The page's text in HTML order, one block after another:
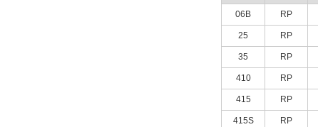
06B RP
25 RP
35 RP
410 RP
415 RP
415S RP